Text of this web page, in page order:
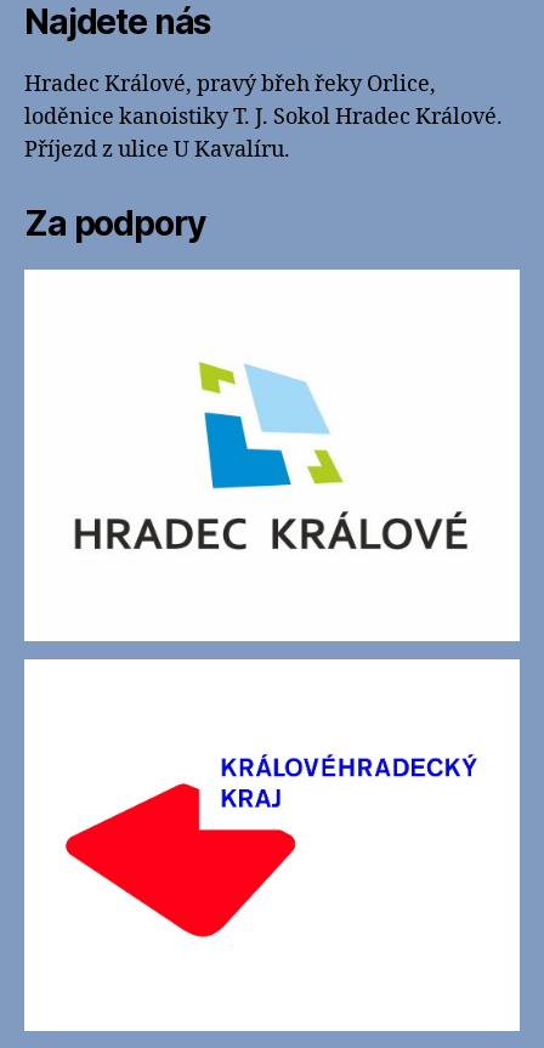
Najdete nás
Hradec Králové, pravý břeh řeky Orlice,
loděnice kanoistiky T. J. Sokol Hradec Králové.
Příjezd z ulice U Kavalíru.
Za podpory